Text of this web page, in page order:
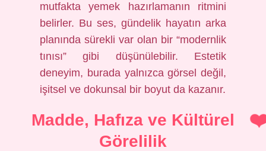
mutfakta yemek hazırlamanın ritmini
belirler. Bu ses, gündelik hayatın arka
planında sürekli var olan bir “modernlik
tınısı” gibi düşünülebilir. Estetik
deneyim, burada yalnızca görsel değil,
işitsel ve dokunsal bir boyut da kazanır.
Madde, Hafıza ve Kültürel
Görelilik